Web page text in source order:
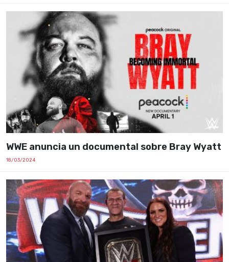
WWE anuncia un documental sobre Bray Wyatt
18/03/2024